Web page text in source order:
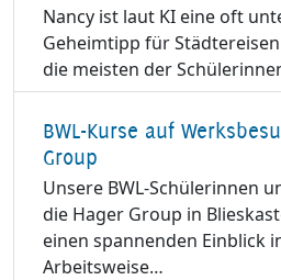
Nancy ist laut KI eine oft
Geheimtipp für
die meisten der
BWL-Kurse auf
Group
Unsere BWL-Schülerinnen
die Hager Group in
einen spannenden Einblick
Arbeitsweise…